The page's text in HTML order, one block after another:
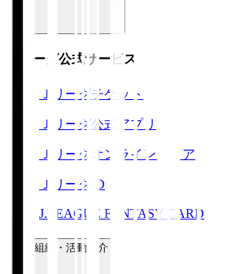
Ｊリーグ公式サービス
Ｊリーグチケット
Ｊリーグ公式アプリ
Ｊリーグオンラインストア
ＪリーグID
J.LEAGUE FANTASY CARD
運営組織・活動紹介